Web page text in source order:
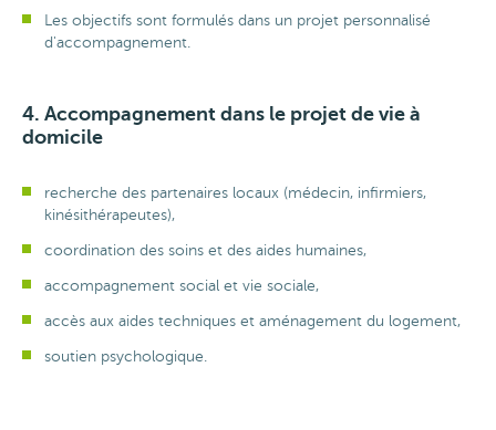
Les objectifs sont formulés dans un projet personnalisé
d'accompagnement.
4. Accompagnement dans le projet de vie à
domicile
recherche des partenaires locaux (médecin, infirmiers,
kinésithérapeutes),
coordination des soins et des aides humaines,
accompagnement social et vie sociale,
accès aux aides techniques et aménagement du logement,
soutien psychologique.